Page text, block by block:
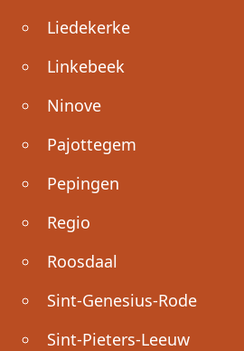
Liedekerke
Linkebeek
Ninove
Pajottegem
Pepingen
Regio
Roosdaal
Sint-Genesius-Rode
Sint-Pieters-Leeuw